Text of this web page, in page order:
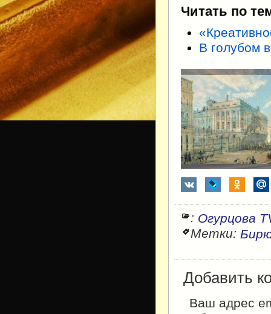
Читать по
В голубом
: Огурцова
Метки:
Добавить
Ваш адрес